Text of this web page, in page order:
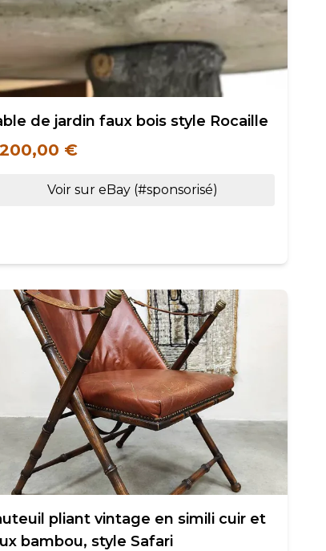
de jardin faux bois style Rocaille
€
Voir sur eBay (#sponsorisé)
pliant vintage en simili cuir et
bambou, style Safari